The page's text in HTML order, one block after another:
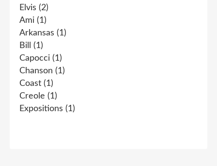
Elvis (2)
Ami (1)
Arkansas (1)
Bill
(1)
Capocci (1)
Chanson (1)
Coast (1)
Creole (1)
Expositions (1)